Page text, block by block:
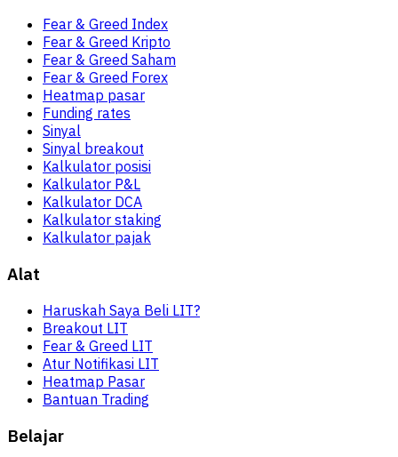
Fear & Greed Index
Fear & Greed Kripto
Fear & Greed Saham
Fear & Greed Forex
Heatmap pasar
Funding rates
Sinyal
Sinyal breakout
Kalkulator posisi
Kalkulator P&L
Kalkulator DCA
Kalkulator staking
Kalkulator pajak
Alat
Haruskah Saya Beli LIT?
Breakout LIT
Fear & Greed LIT
Atur Notifikasi LIT
Heatmap Pasar
Bantuan Trading
Belajar